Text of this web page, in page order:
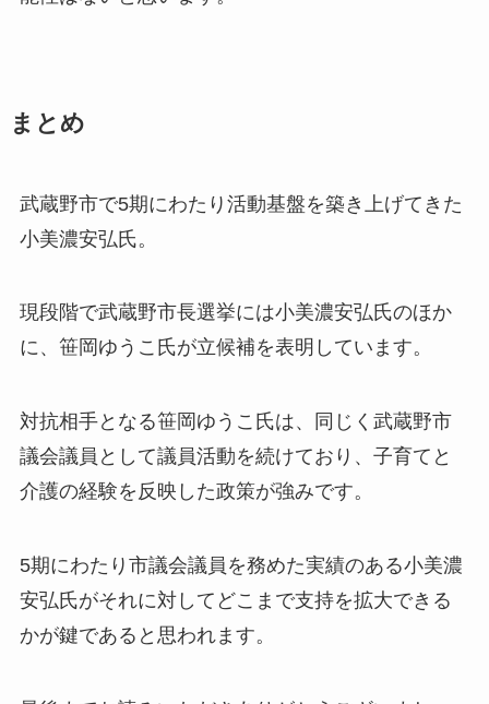
まとめ
武蔵野市で5期にわたり活動基盤を築き上げてきた
小美濃安弘氏。
現段階で武蔵野市長選挙には小美濃安弘氏のほか
に、笹岡ゆうこ氏が立候補を表明しています。
対抗相手となる笹岡ゆうこ氏は、同じく武蔵野市
議会議員として議員活動を続けており、子育てと
介護の経験を反映した政策が強みです。
5期にわたり市議会議員を務めた実績のある小美濃
安弘氏がそれに対してどこまで支持を拡大できる
かが鍵であると思われます。